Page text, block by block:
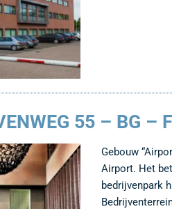
55 – BG –
Gebouw
Airport. Het
bedrijvenpark